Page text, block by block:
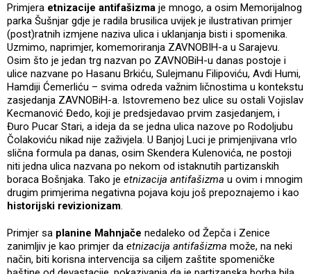
Primjera etnizacije antifašizma je mnogo, a osim Memorijalnog
parka Šušnjar gdje je radila brusilica uvijek je ilustrativan primjer
(post)ratnih izmjene naziva ulica i uklanjanja bisti i spomenika.
Uzmimo, naprimjer, komemoriranja ZAVNOBIH-a u Sarajevu.
Osim što je jedan trg nazvan po ZAVNOBiH-u danas postoje i
ulice nazvane po Hasanu Brkiću, Sulejmanu Filipoviću, Avdi Humi,
Hamdiji Ćemerliću – svima odreda važnim ličnostima u kontekstu
zasjedanja ZAVNOBiH-a. Istovremeno bez ulice su ostali Vojislav
Kecmanović Đedo, koji je predsjedavao prvim zasjedanjem, i
Đuro Pucar Stari, a ideja da se jedna ulica nazove po Rodoljubu
Čolakoviću nikad nije zaživjela. U Banjoj Luci je primjenjivana vrlo
slična formula pa danas, osim Skendera Kulenovića, ne postoji
niti jedna ulica nazvana po nekom od istaknutih partizanskih
boraca Bošnjaka. Tako je etnizacija antifašizma u ovim i mnogim
drugim primjerima negativna pojava koju još prepoznajemo i kao
historijski revizionizam.
Primjer sa planine Mahnjače nedaleko od Žepča i Zenice
zanimljiv je kao primjer da etnizacija antifašizma može, na neki
način, biti korisna intervencija sa ciljem zaštite spomeničke